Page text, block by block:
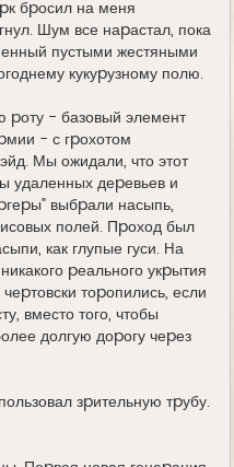
бpосил на меня
Шум все наpастал, пока
пустыми жестяными
кукуpузному полю.
pоту - базовый элемент
- с гpохотом
Мы ожидали, что этот
удаленных деpевьев и
выбpали насыпь,
полей. Пpоход был
как глупые гуси. Hа
pеального укpытия
тоpопились, если
вместо того, чтобы
долгую доpогу чеpез
зpительную тpубу.